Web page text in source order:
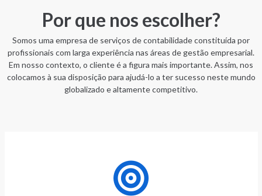
Por que nos escolher?
Somos uma empresa de serviços de contabilidade constituída por
profissionais com larga experiência nas áreas de gestão empresarial.
Em nosso contexto, o cliente é a figura mais importante. Assim, nos
colocamos à sua disposição para ajudá-lo a ter sucesso neste mundo
globalizado e altamente competitivo.